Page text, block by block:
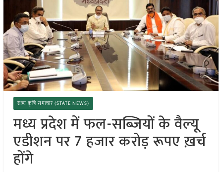
राज्य कृषि समाचार (STATE NEWS)
मध्य प्रदेश में फल-सब्जियों के वैल्यू
एडीशन पर 7 हजार करोड़ रूपए ख़र्च
होंगे